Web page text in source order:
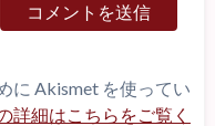
に Akismet を使ってい
詳細はこちらをご覧く